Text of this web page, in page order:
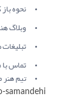
نحوه
وبلاگ
تماس با
تیم هنر